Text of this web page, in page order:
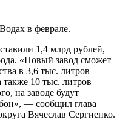
в феврале.
1,4 млрд рублей,
«Новый завод сможет
в 3,6 тыс. литров
также 10 тыс. литров
на заводе будут
— сообщил глава
Вячеслав Сергиенко.